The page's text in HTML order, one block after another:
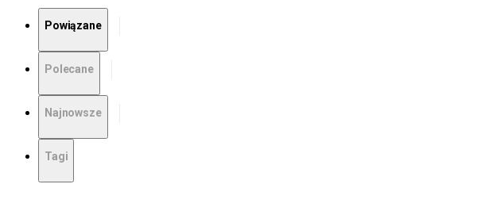
Powiązane
Polecane
Najnowsze
Tagi